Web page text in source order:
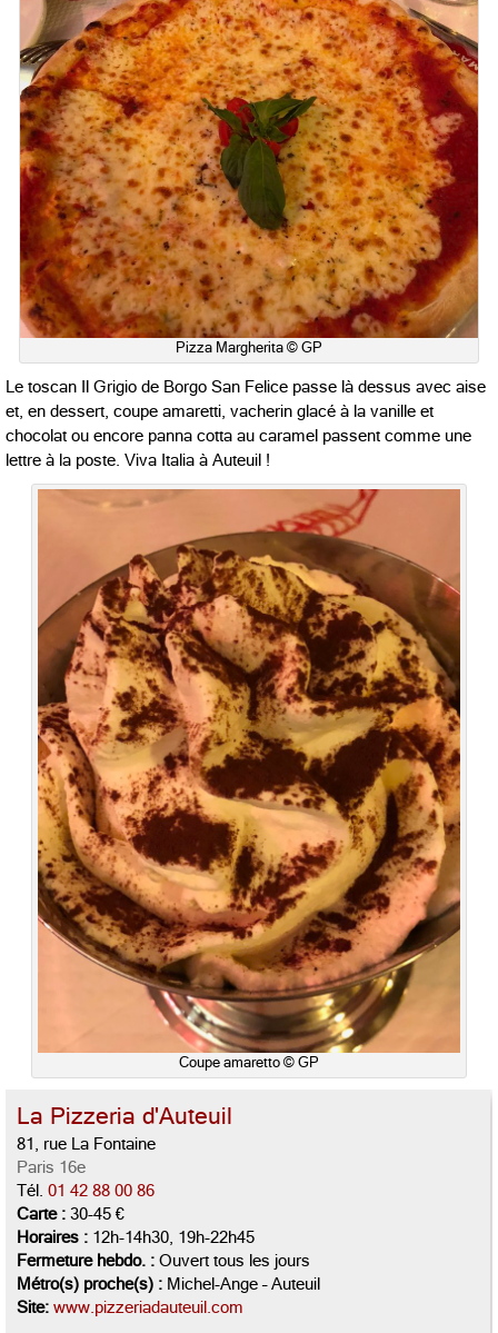
Pizza Margherita © GP
Le toscan Il Grigio de Borgo San Felice passe là dessus avec aise
et, en dessert, coupe amaretti, vacherin glacé à la vanille et
chocolat ou encore panna cotta au caramel passent comme une
lettre à la poste. Viva Italia à Auteuil !
Coupe amaretto © GP
La Pizzeria d'Auteuil
81, rue La Fontaine
Paris 16e
Tél. 01 42 88 00 86
Carte : 30-45 €
Horaires : 12h-14h30, 19h-22h45
Fermeture hebdo. : Ouvert tous les jours
Métro(s) proche(s) : Michel-Ange – Auteuil
Site: www.pizzeriadauteuil.com